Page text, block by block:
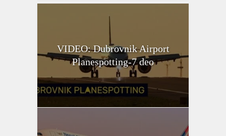
VIDEO: Dubrovnik Airport
Planespotting-7 deo